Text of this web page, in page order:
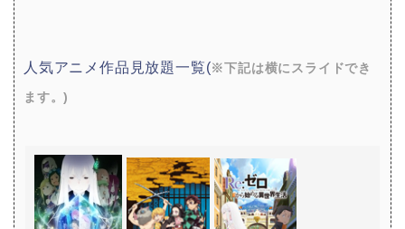
人気アニメ作品見放題一覧(※下記は横にスライドでき
ます。)